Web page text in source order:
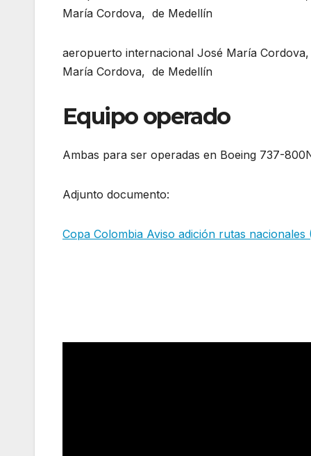
María Cordova, de Medellín
aeropuerto internacional José María
María Cordova, de Medellín
Equipo operado
Ambas para ser operadas en Boeing 737-
Adjunto documento:
Copa Colombia Aviso adición rutas nacionales